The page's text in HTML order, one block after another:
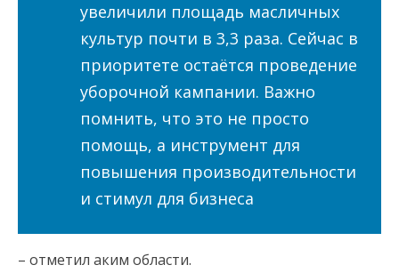
увеличили площадь масличных
культур почти в 3,3 раза. Сейчас в
приоритете остаётся проведение
уборочной кампании. Важно
помнить, что это не просто
помощь, а инструмент для
повышения производительности
и стимул для бизнеса
– отметил аким области.